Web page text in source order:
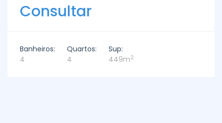
Consultar
Banheiros:
4
Quartos:
4
Sup:
449m2